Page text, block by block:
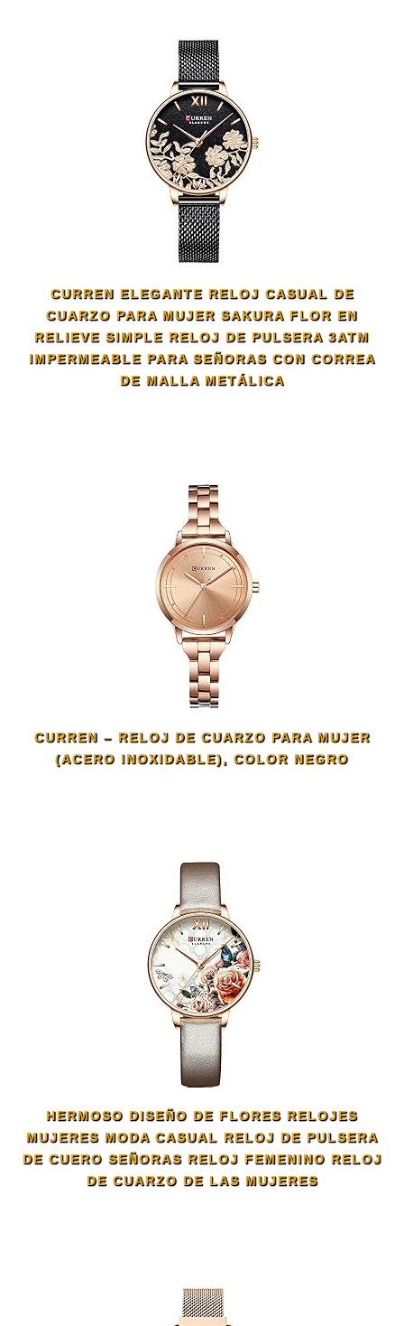
CURREN ELEGANTE RELOJ CASUAL DE
CUARZO PARA MUJER SAKURA FLOR EN
RELIEVE SIMPLE RELOJ DE PULSERA 3ATM
IMPERMEABLE PARA SEÑORAS CON CORREA
DE MALLA METÁLICA
CURREN – RELOJ DE CUARZO PARA MUJER
(ACERO INOXIDABLE), COLOR NEGRO
HERMOSO DISEÑO DE FLORES RELOJES
MUJERES MODA CASUAL RELOJ DE PULSERA
DE CUERO SEÑORAS RELOJ FEMENINO RELOJ
DE CUARZO DE LAS MUJERES